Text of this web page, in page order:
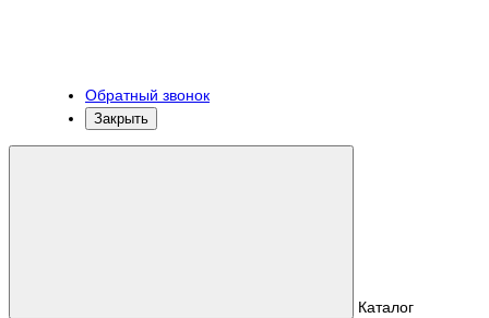
Обратный звонок
Закрыть
Каталог